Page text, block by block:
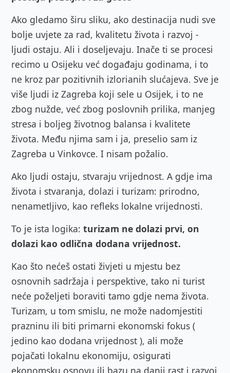
Ako gledamo širu sliku, ako destinacija nudi sve
bolje uvjete za rad, kvalitetu života i razvoj -
ljudi ostaju. Ali i doseljevaju. Inače ti se procesi
recimo u Osijeku već događaju godinama, i to
ne kroz par pozitivnih izlorianih slućajeva. Sve je
više ljudi iz Zagreba koji sele u Osijek, i to ne
zbog nužde, već zbog poslovnih prilika, manjeg
stresa i boljeg životnog balansa i kvalitete
života. Među njima sam i ja, preselio sam iz
Zagreba u Vinkovce. I nisam požalio.
Ako ljudi ostaju, stvaraju vrijednost. A gdje ima
života i stvaranja, dolazi i turizam: prirodno,
nenametljivo, kao refleks lokalne vrijednosti.
To je ista logika: turizam ne dolazi prvi, on
dolazi kao odlična dodana vrijednost.
Kao što nećeš ostati živjeti u mjestu bez
osnovnih sadržaja i perspektive, tako ni turist
neće poželjeti boraviti tamo gdje nema života.
Turizam, u tom smislu, ne može nadomjestiti
prazninu ili biti primarni ekonomski fokus (
jedino kao dodana vrijednost ), ali može
pojačati lokalnu ekonomiju, osigurati
ekonomsku osnovu ili bazu na danji rast i razvoj